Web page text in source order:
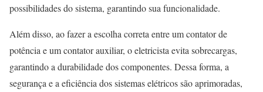
possibilidades do sistema, garantindo sua funcionalidade.
Além disso, ao fazer a escolha correta entre um contator de
potência e um contator auxiliar, o eletricista evita sobrecargas,
garantindo a durabilidade dos componentes. Dessa forma, a
segurança e a eficiência dos sistemas elétricos são aprimoradas,